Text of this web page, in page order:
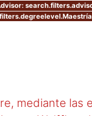
mediante las